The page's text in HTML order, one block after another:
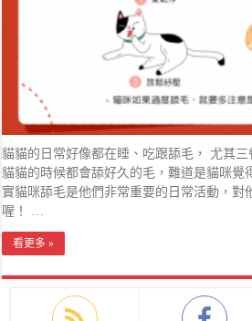
貓貓的日常好像都在睡、吃跟舔毛， 尤其
貓貓的時候都會舔好久的毛，難道是貓咪覺
實貓咪舔毛是他們非常重要的日常活動，對
喔！ …
看更多 »